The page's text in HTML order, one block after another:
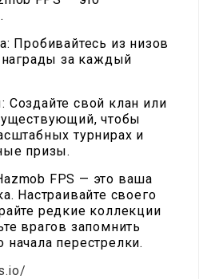
Пробивайтесь из низов
награды за каждый
свой клан или
чтобы
турнирах и
призы.
FPS — это ваша
Настраивайте своего
редкие коллекции
врагов запомнить
перестрелки.